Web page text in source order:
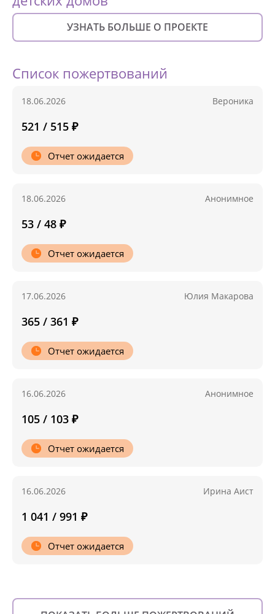
УЗНАТЬ БОЛЬШЕ О ПРОЕКТЕ
Список пожертвований
18.06.2026 Вероника
521 / 515 ₽
Отчет ожидается
18.06.2026 Анонимное
53 / 48 ₽
Отчет ожидается
17.06.2026 Юлия Макарова
365 / 361 ₽
Отчет ожидается
16.06.2026 Анонимное
105 / 103 ₽
Отчет ожидается
16.06.2026 Ирина Аист
1 041 / 991 ₽
Отчет ожидается